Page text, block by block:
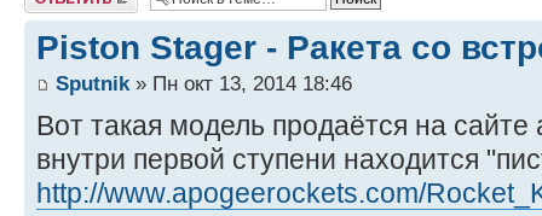
Piston Stager - Ракета со
Sputnik » Пн окт 13, 2014 18:46
Вот такая модель продаётся на
внутри первой ступени находится
http://www.apogeerockets.com/